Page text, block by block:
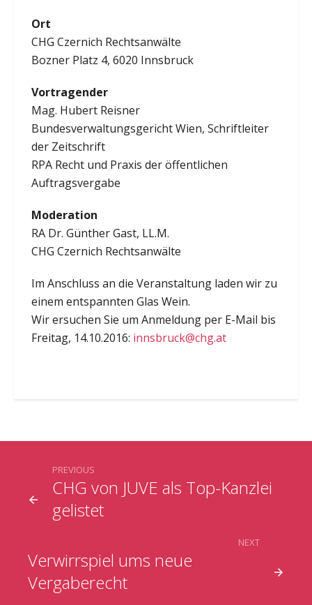
Ort
CHG Czernich Rechtsanwälte
Bozner Platz 4, 6020 Innsbruck
Vortragender
Mag. Hubert Reisner
Bundesverwaltungsgericht Wien, Schriftleiter
der Zeitschrift
RPA Recht und Praxis der öffentlichen
Auftragsvergabe
Moderation
RA Dr. Günther Gast, LL.M.
CHG Czernich Rechtsanwälte
Im Anschluss an die Veranstaltung laden wir zu
einem entspannten Glas Wein.
Wir ersuchen Sie um Anmeldung per E-Mail bis
Freitag, 14.10.2016: innsbruck@chg.at
CHG von JUVE als Top-Kanzlei
gelistet
PREVIOUS
Verwirrspiel ums neue
Vergaberecht
NEXT